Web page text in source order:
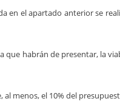
en el apartado anterior se
que habrán de presentar, la
menos, el 10% del